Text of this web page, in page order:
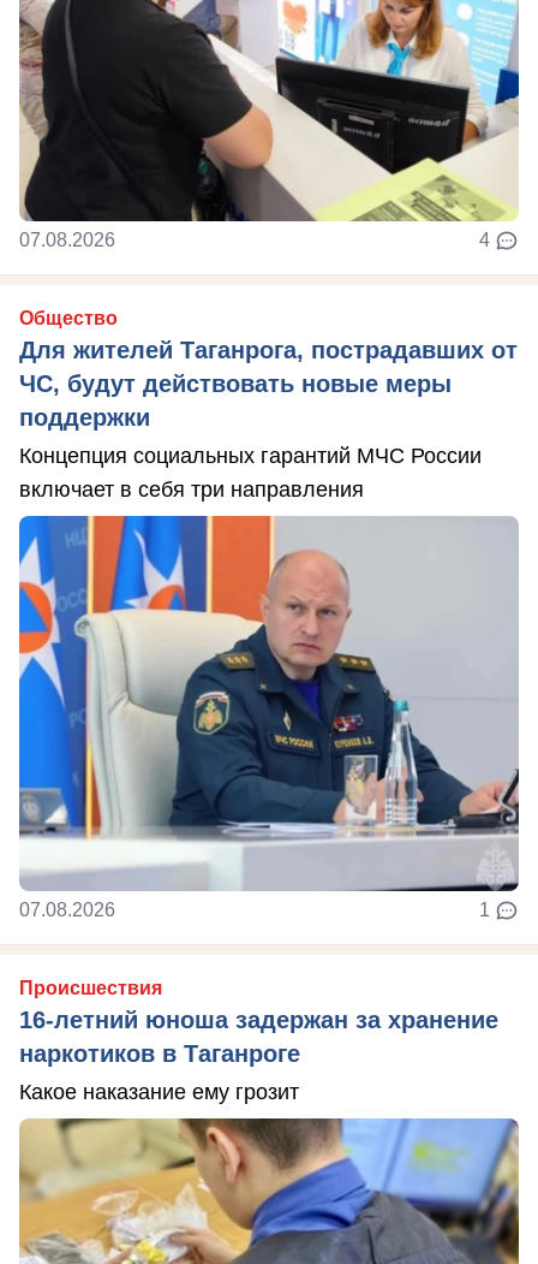
07.08.2026 4
Общество
Для жителей Таганрога, пострадавших от
ЧС, будут действовать новые меры
поддержки
Концепция социальных гарантий МЧС России
включает в себя три направления
07.08.2026 1
Происшествия
16-летний юноша задержан за хранение
наркотиков в Таганроге
Какое наказание ему грозит